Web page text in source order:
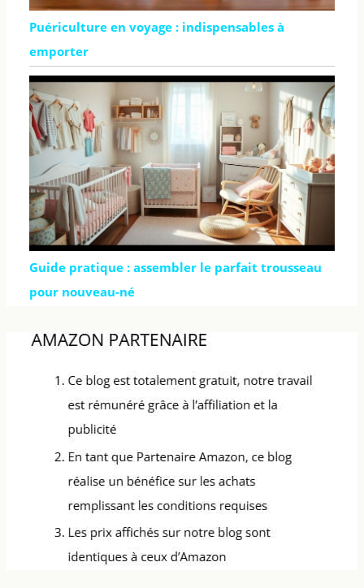
Puériculture en voyage : indispensables à
emporter
Guide pratique : assembler le parfait trousseau
pour nouveau-né